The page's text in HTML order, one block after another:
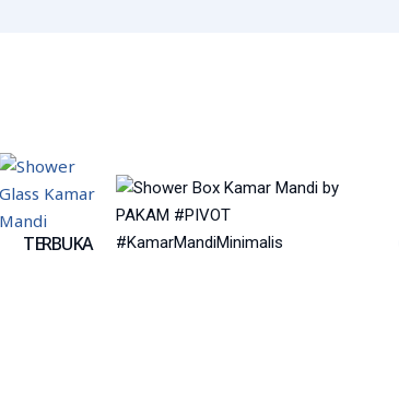
TERBUKA